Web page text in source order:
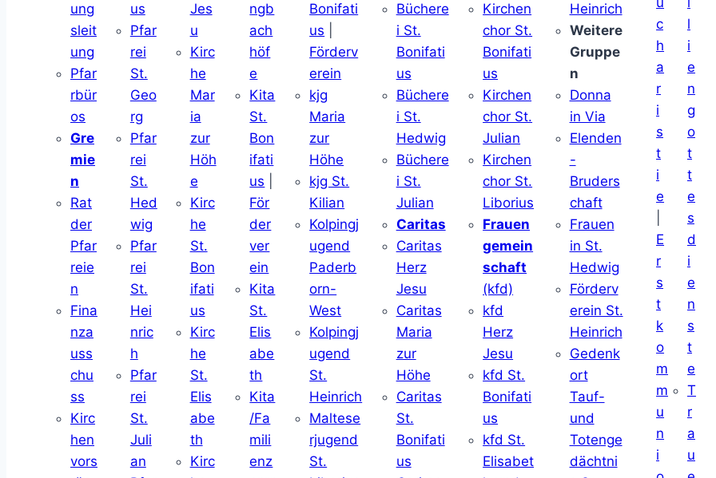
ung
sleit
ung
Pfar
rbür
os
Gre
mie
n
Rat
der
Pfar
reie
n
Fina
nza
uss
chu
ss
Kirc
hen
vors
us
Pfar
rei
St.
Geo
rg
Pfar
rei
St.
Hed
wig
Pfar
rei
St.
Hei
nric
h
Pfar
rei
St.
Juli
an
Jes
u
Kirc
he
Mar
ia
zur
Höh
e
Kirc
he
St.
Bon
ifati
us
Kirc
he
St.
Elis
abe
th
Kirc
ngb
ach
höf
e
Kita
St.
Bon
ifati
us
För
der
ver
ein
Kita
St.
Elis
abe
th
Kita
/Fa
mili
enz
Bonifati
us
Förderv
erein
kjg
Maria
zur
Höhe
kjg St.
Kilian
Kolpingj
ugend
Paderb
orn-
West
Kolpingj
ugend
St.
Heinrich
Maltese
rjugend
St.
Büchere
i St.
Bonifati
us
Büchere
i St.
Hedwig
Büchere
i St.
Julian
Caritas
Caritas
Herz
Jesu
Caritas
Maria
zur
Höhe
Caritas
St.
Bonifati
us
Kirchen
chor St.
Bonifati
us
Kirchen
chor St.
Julian
Kirchen
chor St.
Liborius
Frauen
gemein
schaft
(kfd)
kfd
Herz
Jesu
kfd St.
Bonifati
us
kfd St.
Elisabet
Heinrich
Weitere
Gruppe
n
Donna
in Via
Elenden
-
Bruders
chaft
Frauen
in St.
Hedwig
Förderv
erein St.
Heinrich
Gedenk
ort
Tauf-
und
Totenge
dächtni
c
h
a
r
i
s
t
i
e
E
r
s
t
k
o
m
m
u
n
i
l
i
e
n
g
o
t
t
e
s
d
i
e
n
s
t
e
T
r
a
u